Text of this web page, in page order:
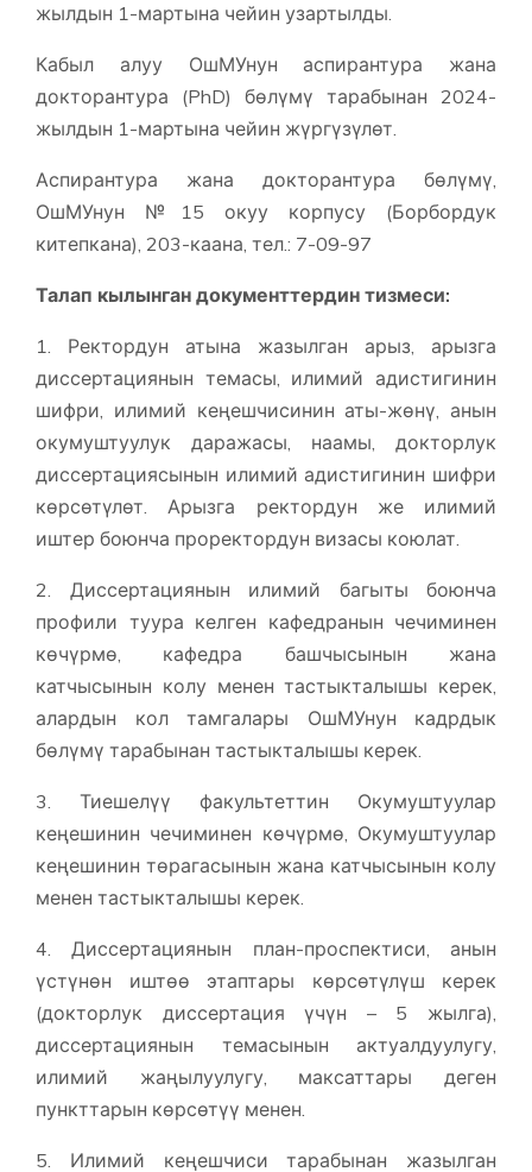
жылдын 1-мартына чейин узартылды.
Кабыл алуу ОшМУнун аспирантура жана
докторантура (PhD) бөлүмү тарабынан 2024-
жылдын 1-мартына чейин жүргүзүлөт.
Аспирантура жана докторантура бөлүмү,
ОшМУнун №15 окуу корпусу (Борбордук
китепкана), 203-каана, тел.: 7-09-97
Талап кылынган документтердин тизмеси:
1. Ректордун атына жазылган арыз, арызга
диссертациянын темасы, илимий адистигинин
шифри, илимий кеңешчисинин аты-жөнү, анын
окумуштуулук даражасы, наамы, докторлук
диссертациясынын илимий адистигинин шифри
көрсөтүлөт. Арызга ректордун же илимий
иштер боюнча проректордун визасы коюлат.
2. Диссертациянын илимий багыты боюнча
профили туура келген кафедранын чечиминен
көчүрмө, кафедра башчысынын жана
катчысынын колу менен тастыкталышы керек,
алардын кол тамгалары ОшМУнун кадрдык
бөлүмү тарабынан тастыкталышы керек.
3. Тиешелүү факультеттин Окумуштуулар
кеңешинин чечиминен көчүрмө, Окумуштуулар
кеңешинин төрагасынын жана катчысынын колу
менен тастыкталышы керек.
4. Диссертациянын план-проспектиси, анын
үстүнөн иштөө этаптары көрсөтүлүш керек
(докторлук диссертация үчүн – 5 жылга),
диссертациянын темасынын актуалдуулугу,
илимий жаңылуулугу, максаттары деген
пункттарын көрсөтүү менен.
5. Илимий кеңешчиси тарабынан жазылган